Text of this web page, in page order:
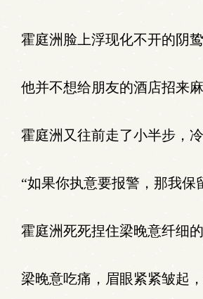
霍庭洲脸上浮现化不开的阴
他并不想给朋友的酒店招来
霍庭洲又往前走了小半步，
“如果你执意要报警，那我保
霍庭洲死死捏住梁晚意纤细
梁晚意吃痛，眉眼紧紧皱起